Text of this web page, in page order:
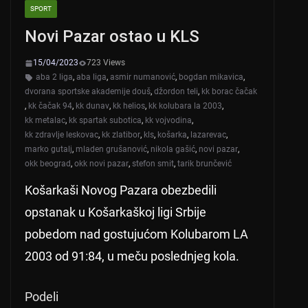
SPORT
Novi Pazar ostao u KLS
15/04/2023
723 Views
aba 2 liga, aba liga, asmir numanović, bogdan mikavica,
dvorana sportske akademije douš, džordon teli, kk borac čačak
, kk čačak 94, kk dunav, kk helios, kk kolubara la 2003,
kk metalac, kk spartak subotica, kk vojvodina,
kk zdravlje leskovac, kk zlatibor, kls, košarka, lazarevac,
marko gutalj, mladen grušanović, nikola gašić, novi pazar,
okk beograd, okk novi pazar, stefon smit, tarik brunčević
Košarkaši Novog Pazara obezbedili
opstanak u Košarkaškoj ligi Srbije
pobedom nad gostujućom Kolubarom LA
2003 od 91:84, u meču poslednjeg kola.
Podeli